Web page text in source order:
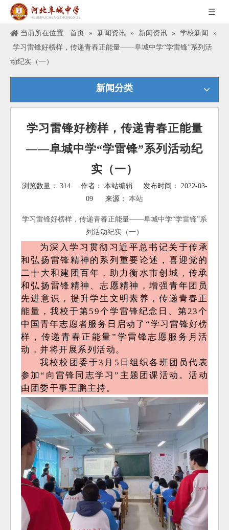
当前所在位置: 首页 » 新闻资讯 » 新闻资讯 » 学校新闻
»
学习雷锋好榜样，传递青春正能量——阜城中学“学雷锋”系列活
动纪实（一）
新闻分类
学习雷锋好榜样，传递青春正能量
——阜城中学“学雷锋”系列活动纪
实（一）
浏览数量： 314作者： 本站编辑 发布时间： 2022-03-
09 来源： 本站
["wechat","weibo","qzone","douban","email"]
学习雷锋好榜样，传递青春正能量——阜城中学“学雷锋”系
列活动纪实（一）
为深入学习贯彻习近平总书记关于传承
和弘扬雷锋精神的系列重要论述，喜迎党的
二十大和建团百年，助力衡水市创城，传承
和弘扬雷锋精神、志愿精神，增强青年团员
先进意识，提升学生文明素养，传递青春正
能量，我校于第59个学雷锋纪念日、第23个
中国青年志愿者服务日启动了“学习雷锋好榜
样，传递青春正能量”学雷锋志愿服务月活
动，并将开展系列活动。
我校校团委于3月5日组织各班团员代表
参加“向雷锋同志学习”主题团课活动。活动
由团委干事王鹏主持。